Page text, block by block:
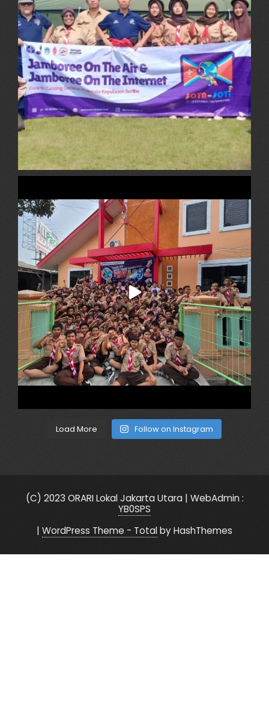
Load More Follow on Instagram
(C) 2023 ORARI Lokal Jakarta Utara | WebAdmin :
YB0SPS
| WordPress Theme - Totalby HashThemes